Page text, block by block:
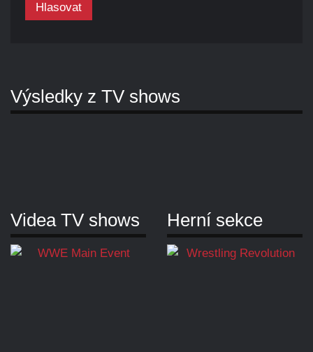
Hlasovat
Výsledky z TV shows
Videa TV shows Herní sekce